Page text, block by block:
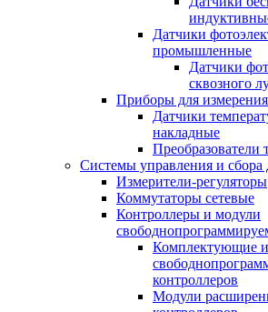
Датчики
промышленные
Датчики
сквозного
Приборы для
Датчики
накладные
Преобразователи
Системы управления и сбора
Измерители-регуляторы
Коммутаторы сетевые
Контроллеры и модули
Комплектующие и
контроллеров
Модули